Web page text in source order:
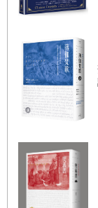
猶太人的聖殿在
內容在第二世紀
（Mishnah）和
地位不亞於原始
源自西乃山的神
啟示，雖然啟示
義皆神聖，不可
事蹟並編為《聖